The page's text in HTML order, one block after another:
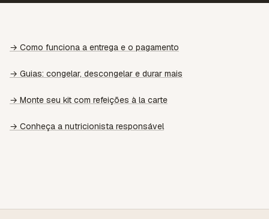
→ Como funciona a entrega e o pagamento
→ Guias: congelar, descongelar e durar mais
→ Monte seu kit com refeições à la carte
→ Conheça a nutricionista responsável